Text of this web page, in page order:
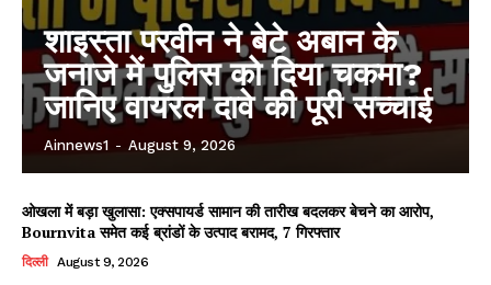
शाइस्ता परवीन ने बेटे अबान के
जनाजे में पुलिस को दिया चकमा?
जानिए वायरल दावे की पूरी सच्चाई
Ainnews1 - August 9, 2026
ओखला में बड़ा खुलासा: एक्सपायर्ड सामान की तारीख बदलकर बेचने का आरोप,
Bournvita समेत कई ब्रांडों के उत्पाद बरामद, 7 गिरफ्तार
दिल्ली August 9, 2026